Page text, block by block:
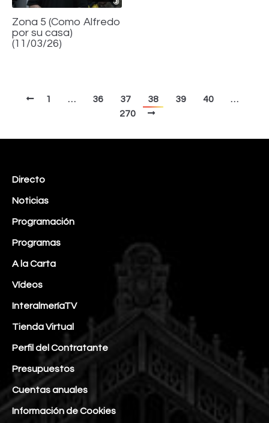
Zona 5 (Como Alfredo
por su casa)
(11/03/26)
1 … 36 37 38 39 40
…
270
Directo
Noticias
Programación
Programas
A la Carta
Vídeos
InteralmeríaTV
Tienda Virtual
Perfil del Contratante
Presupuestos
Cuentas anuales
Información de Cookies